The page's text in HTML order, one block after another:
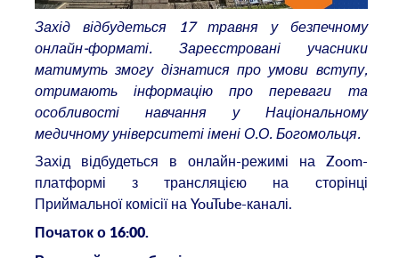
Захід відбудеться 17 травня у безпечному
онлайн-форматі. Зареєстровані учасники
матимуть змогу дізнатися про умови вступу,
отримають інформацію про переваги та
особливості навчання у Національному
медичному університеті імені О.О. Богомольця.
Захід відбудеться в онлайн-режимі на Zoom-
платформі з трансляцією на сторінці
Приймальної комісії на YouTube-каналі.
Початок о 16:00.